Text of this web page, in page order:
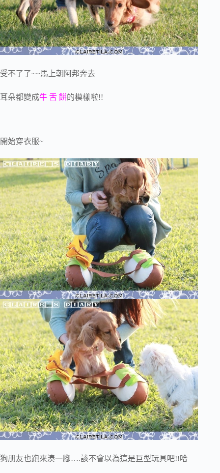
受不了了~~馬上朝阿邦奔去
耳朵都變成牛 舌 餅的模樣啦!!
開始穿衣服~
狗朋友也跑來湊一腳….該不會以為這是巨型玩具吧!!哈